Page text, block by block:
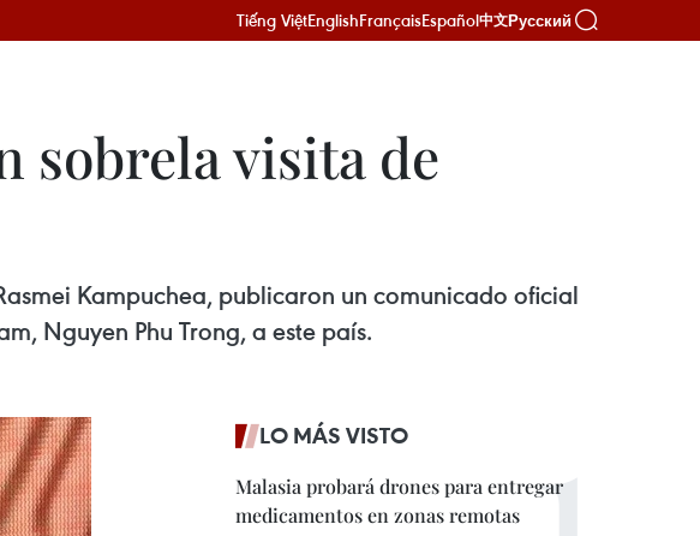
Tiếng ViệtEnglishFrançaisEspañol中文Русский
sobrela visita de
Kampuchea, publicaron un comunicado oficial
Nguyen Phu Trong, a este país.
LO MÁS VISTO
Malasia probará drones para entregar
medicamentos en zonas remotas